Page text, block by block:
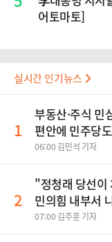
어토마토]
실시간 인기뉴스
1
부동산·주식
편안에 민주당
06:00 김민석 기자
2
​"정청래 당선
민의힘 내부서
07:00 김주훈 기자